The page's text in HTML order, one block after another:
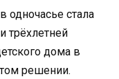
одночасье стала
трёхлетней
дома в
решении.